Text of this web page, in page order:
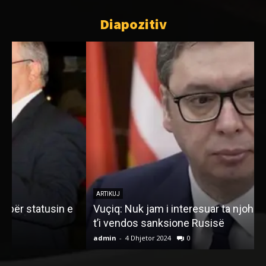
Diapozitiv
Vuçiq: Nuk jam i interesuar ta njoh Kosovën e as
t’i vendos sanksione Rusisë
4 Dhjetor 2024 0